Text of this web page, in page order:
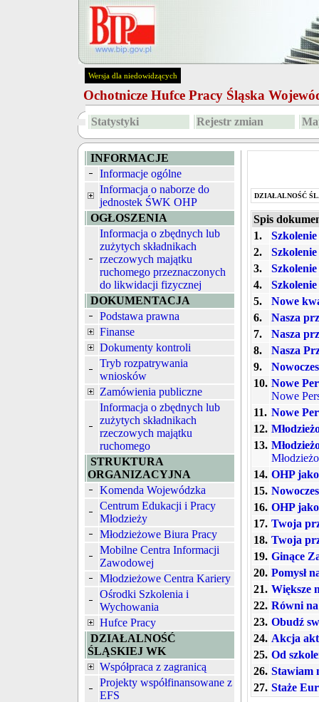
Wersja dla niedowidzących
Ochotnicze Hufce Pracy Śląska
Statystyki Rejestr zmian
INFORMACJE
Informacje ogólne
Informacja o naborze do
jednostek ŚWK OHP
OGŁOSZENIA
Informacja o zbędnych lub
zużytych składnikach
rzeczowych majątku
ruchomego przeznaczonych
do likwidacji fizycznej
DOKUMENTACJA
Podstawa prawna
Finanse
Dokumenty kontroli
Tryb rozpatrywania
wniosków
Zamówienia publiczne
Informacja o zbędnych lub
zużytych składnikach
rzeczowych majątku
ruchomego
STRUKTURA
ORGANIZACYJNA
Komenda Wojewódzka
Centrum Edukacji i Pracy
Młodzieży
Młodzieżowe Biura Pracy
Mobilne Centra Informacji
Zawodowej
Młodzieżowe Centra Kariery
Ośrodki Szkolenia i
Wychowania
Hufce Pracy
DZIAŁALNOŚĆ
ŚLĄSKIEJ WK
Współpraca z zagranicą
Projekty współfinansowane z
EFS
DZIAŁALNOŚĆ
Spis
1.
2.
3.
4.
5.
Nowe
6.
Nasza
7.
Nasza
8.
Nasza
9.
10. Nowe
Nowe
11. Nowe
12.
13.
14. OHP
15.
16. OHP
17. Twoja
18. Twoja
19. Ginące
20. Pomysł
21. Większe
22. Równi
23. Obudź
24. Akcja
25. Od
26. Stawiam
27. Staże